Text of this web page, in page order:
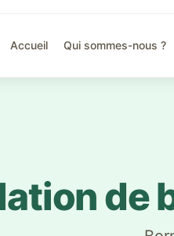
Accueil Qui sommes-nous ?
de